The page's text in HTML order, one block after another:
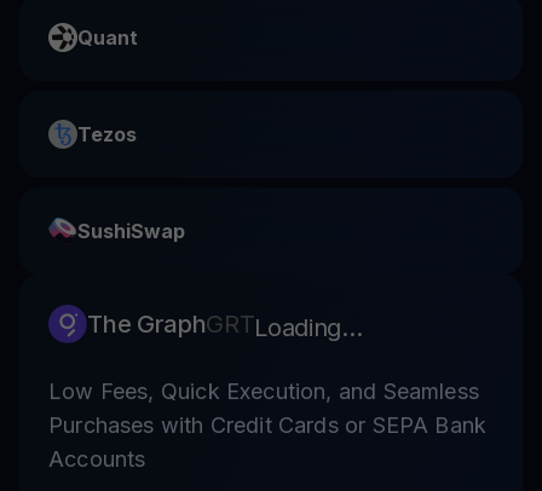
Quant
Tezos
SushiSwap
The GraphGRTLoading...
Low Fees, Quick Execution, and Seamless
Purchases with Credit Cards or SEPA Bank
Accounts